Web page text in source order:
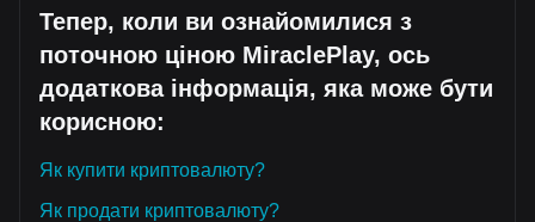
Тепер, коли ви ознайомилися з
поточною ціною MiraclePlay, ось
додаткова інформація, яка може бути
корисною:
Як купити криптовалюту?
Як продати криптовалюту?